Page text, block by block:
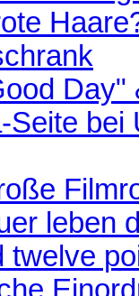
Day"
Seite bei
leben
twelve